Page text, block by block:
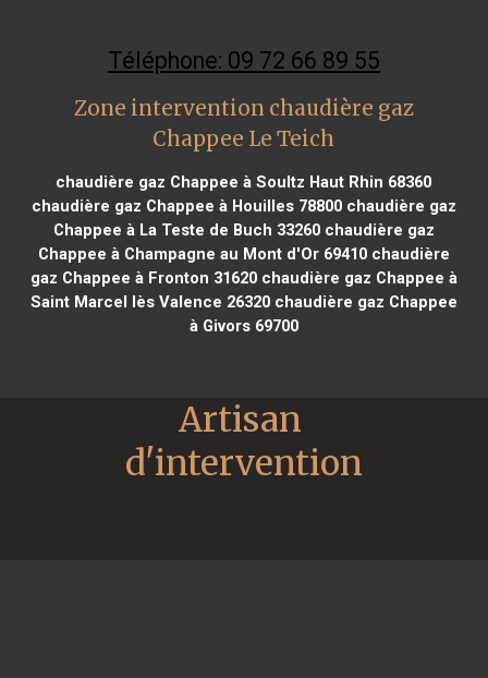
Téléphone: 09 72 66 89 55
Zone intervention chaudière gaz
Chappee Le Teich
chaudière gaz Chappee à Soultz Haut Rhin 68360
chaudière gaz Chappee à Houilles 78800chaudière gaz
Chappee à La Teste de Buch 33260chaudière gaz
Chappee à Champagne au Mont d'Or 69410chaudière
gaz Chappee à Fronton 31620chaudière gaz Chappee à
Saint Marcel lès Valence 26320chaudière gaz Chappee
à Givors 69700
Artisan
d'intervention